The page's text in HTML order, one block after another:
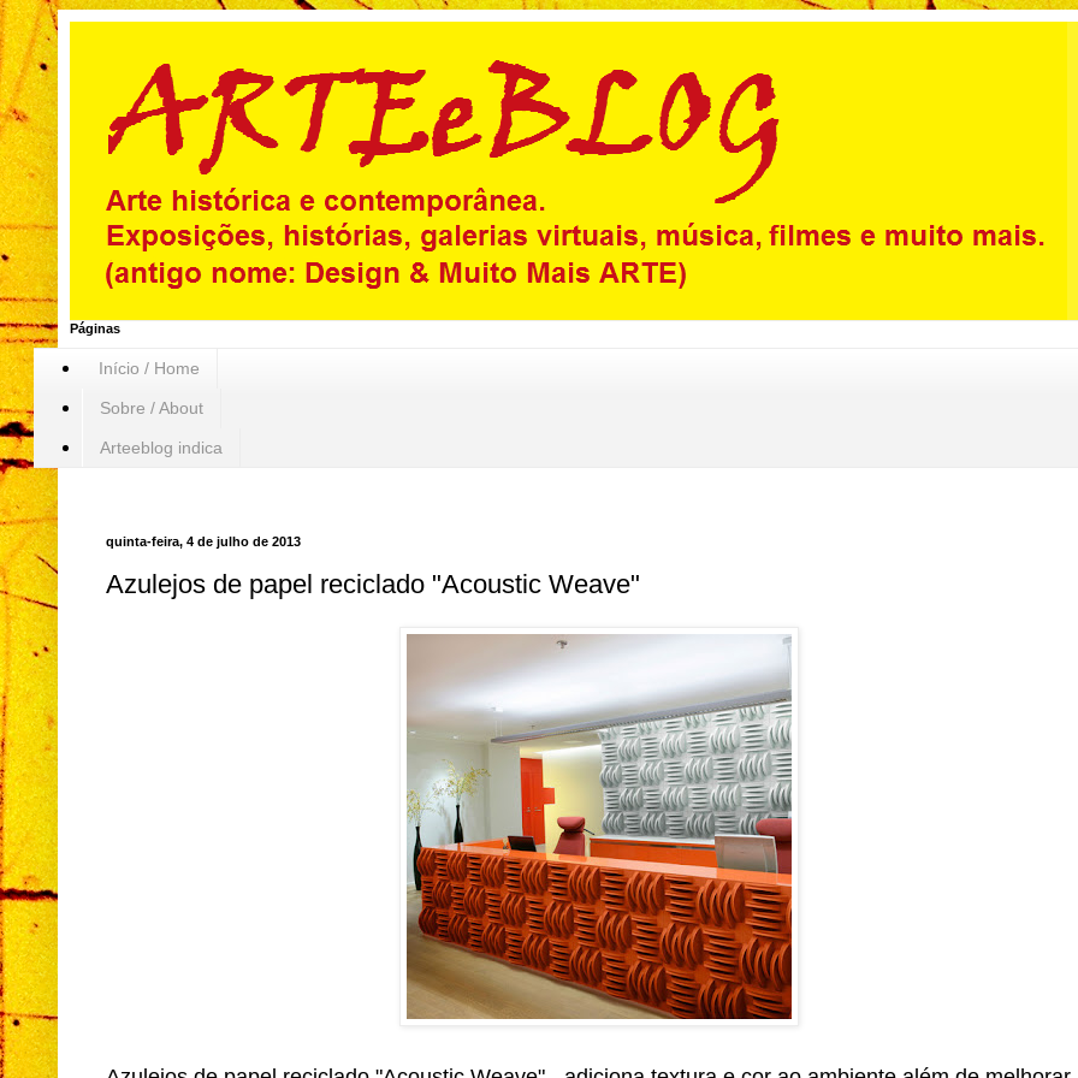
Páginas
Início / Home
Sobre / About
Arteeblog indica
quinta-feira, 4 de julho de 2013
Azulejos de papel reciclado "Acoustic Weave"